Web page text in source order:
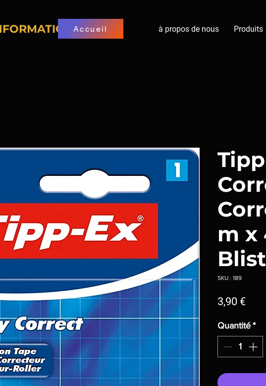
Accueil à propos de nous Produits
m x
SKU : 189
3,90 €Prix
Quantité *